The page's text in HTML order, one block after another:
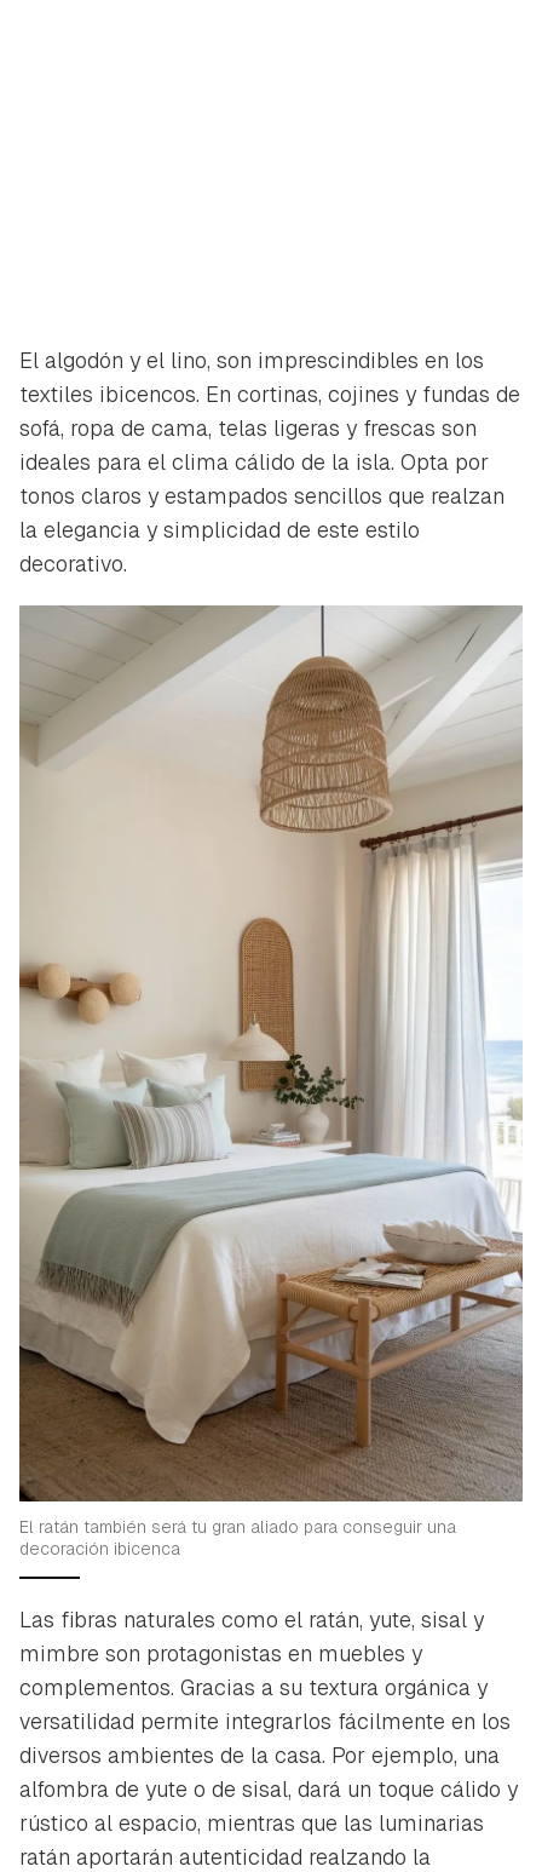
El algodón y el lino, son imprescindibles en los
textiles ibicencos. En cortinas, cojines y fundas de
sofá, ropa de cama, telas ligeras y frescas son
ideales para el clima cálido de la isla. Opta por
tonos claros y estampados sencillos que realzan
la elegancia y simplicidad de este estilo
decorativo.
El ratán también será tu gran aliado para conseguir una
decoración ibicenca
Las fibras naturales como el ratán, yute, sisal y
mimbre son protagonistas en muebles y
complementos. Gracias a su textura orgánica y
versatilidad permite integrarlos fácilmente en los
diversos ambientes de la casa. Por ejemplo, una
alfombra de yute o de sisal, dará un toque cálido y
rústico al espacio, mientras que las luminarias
ratán aportarán autenticidad realzando la